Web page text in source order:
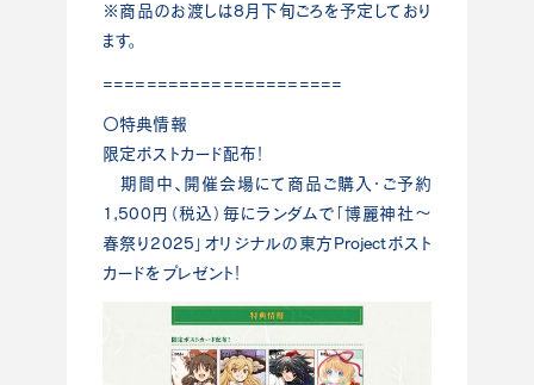
※商品のお渡しは8月下旬ごろを予定しており
ます。
======================
〇特典情報
限定ポストカード配布！
期間中、開催会場にて商品ご購入・ご予約
1,500円（税込）毎にランダムで「博麗神社～
春祭り2025」オリジナルの東方Projectポスト
カードをプレゼント！